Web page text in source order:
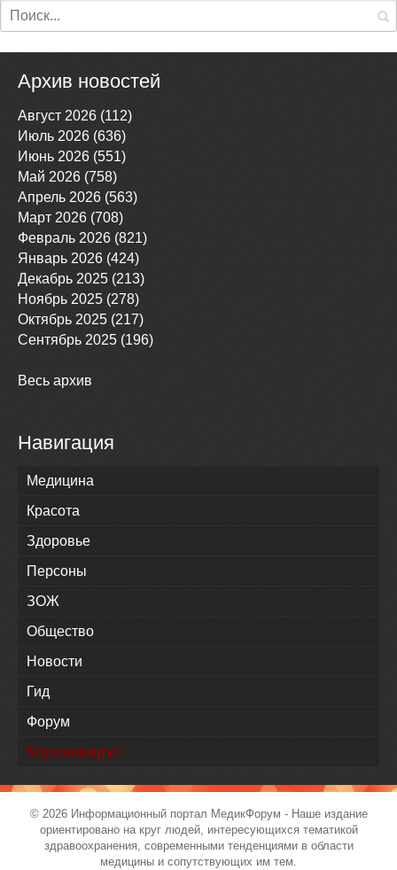
Архив новостей
Август 2026 (112)
Июль 2026 (636)
Июнь 2026 (551)
Май 2026 (758)
Апрель 2026 (563)
Март 2026 (708)
Февраль 2026 (821)
Январь 2026 (424)
Декабрь 2025 (213)
Ноябрь 2025 (278)
Октябрь 2025 (217)
Сентябрь 2025 (196)
Весь архив
Навигация
Медицина
Красота
Здоровье
Персоны
ЗОЖ
Общество
Новости
Гид
Форум
Коронавирус
© 2026 Информационный портал МедикФорум - Наше издание
ориентировано на круг людей, интересующихся тематикой
здравоохранения, современными тенденциями в области
медицины и сопутствующих им тем.